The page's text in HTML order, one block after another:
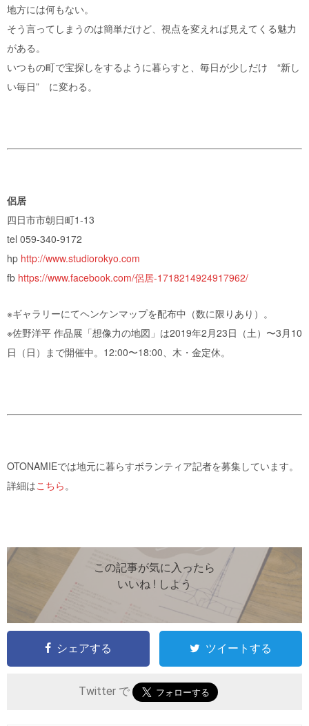
地方には何もない。
そう言ってしまうのは簡単だけど、視点を変えれば見えてくる魅力
がある。
いつもの町で宝探しをするように暮らすと、毎日が少しだけ “新し
い毎日” に変わる。
侶居
四日市市朝日町1-13
tel 059-340-9172
hp http://www.studiorokyo.com
fb https://www.facebook.com/侶居-1718214924917962/
※ギャラリーにてヘンケンマップを配布中（数に限りあり）。
※佐野洋平 作品展「想像力の地図」は2019年2月23日（土）〜3月10
日（日）まで開催中。12:00〜18:00、木・金定休。
OTONAMIEでは地元に暮らすボランティア記者を募集しています。
詳細はこちら。
この記事が気に入ったら
いいね ! しよう
シェアする ツイートする
Twitter で